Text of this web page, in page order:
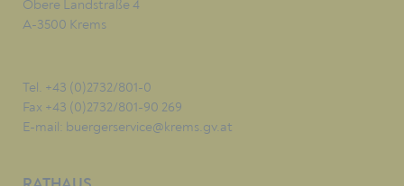
Obere Landstraße 4
A-3500 Krems
Tel. +43 (0)2732/801-0
Fax +43 (0)2732/801-90 269
E-mail: buergerservice@krems.gv.at